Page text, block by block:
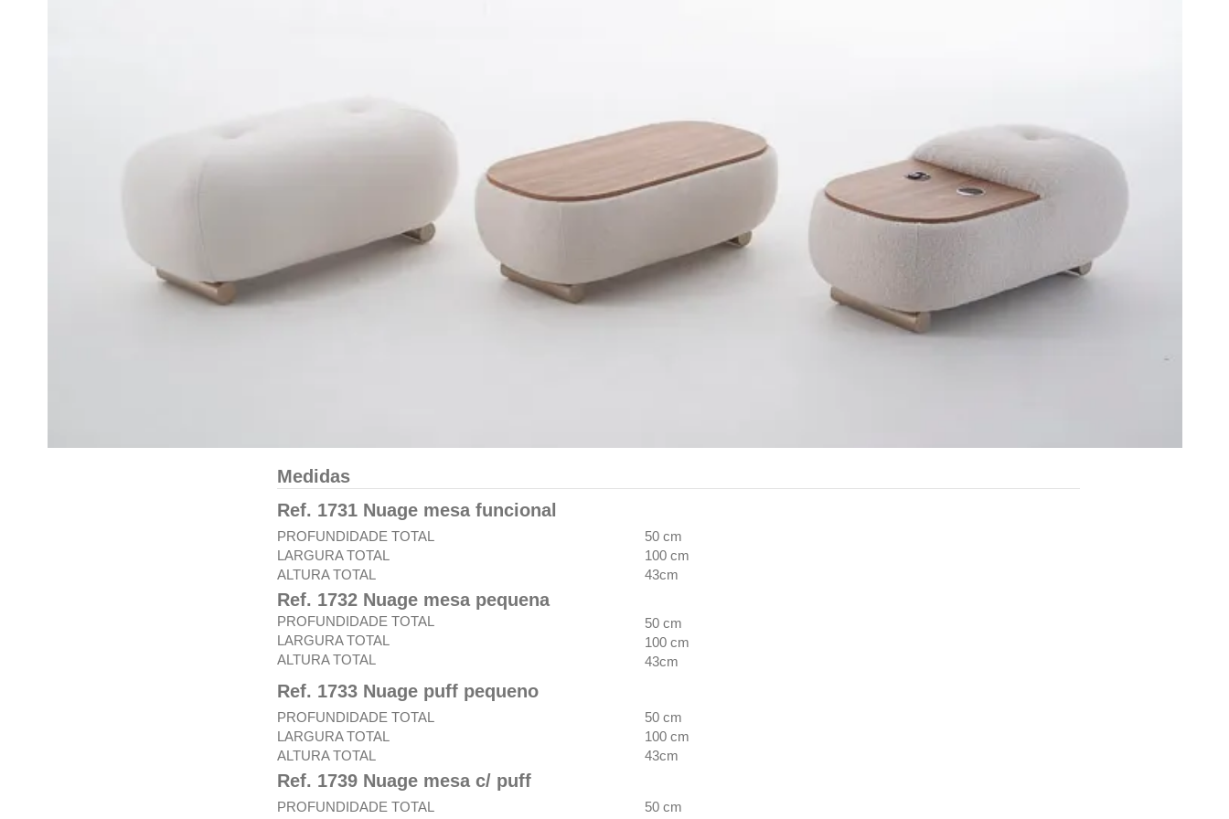
Medidas
Ref. 1731 Nuage mesa funcional
PROFUNDIDADE TOTAL
LARGURA TOTAL
ALTURA TOTAL
50 cm
100 cm
43cm
Ref. 1732 Nuage mesa pequena
PROFUNDIDADE TOTAL
LARGURA TOTAL
ALTURA TOTAL
50 cm
100 cm
43cm
Ref. 1733 Nuage puff pequeno
PROFUNDIDADE TOTAL
LARGURA TOTAL
ALTURA TOTAL
50 cm
100 cm
43cm
Ref. 1739 Nuage mesa c/ puff
PROFUNDIDADE TOTAL
50 cm